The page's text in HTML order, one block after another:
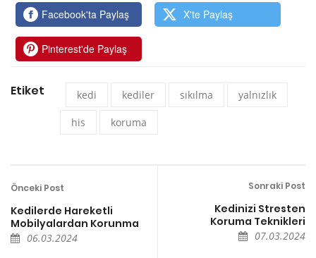
Facebook'ta Paylaş X'te Paylaş
Pinterest'de Paylaş
Etiket kedi kediler sıkılma yalnızlık
his koruma
Önceki Post
Kedilerde Hareketli
Mobilyalardan Korunma
06.03.2024
Sonraki Post
Kedinizi Stresten
Koruma Teknikleri
07.03.2024